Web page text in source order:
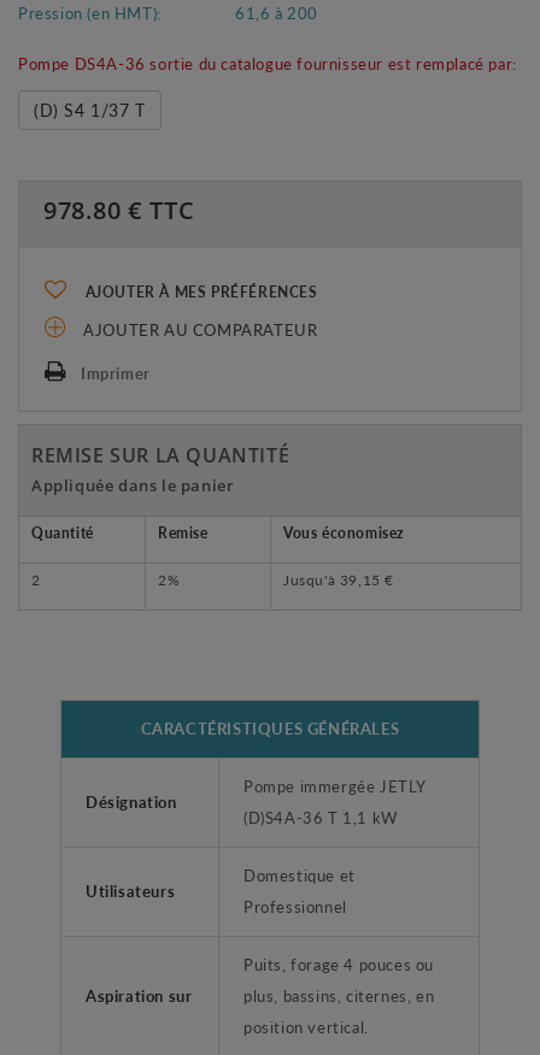
Pression (en HMT):
61,6 à 200
Pompe DS4A-36 sortie du catalogue fournisseur est remplacé par:
(D) S4 1/37 T
978.80 € TTC
AJOUTER À MES PRÉFÉRENCES
AJOUTER AU COMPARATEUR
Imprimer
REMISE SUR LA QUANTITÉ
Appliquée dans le panier
Quantité Remise Vous économisez
2 2% Jusqu'à 39,15 €
CARACTÉRISTIQUES GÉNÉRALES
Désignation
Pompe immergée JETLY
(D)S4A-36 T 1,1 kW
Utilisateurs
Domestique et
Professionnel
Aspiration sur
Puits, forage 4 pouces ou
plus, bassins, citernes, en
position vertical.